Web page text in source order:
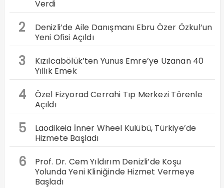
Verdi
2
Denizli’de Aile Danışmanı Ebru Özer Özkul’un
Yeni Ofisi Açıldı
3
Kızılcabölük’ten Yunus Emre’ye Uzanan 40
Yıllık Emek
4
Özel Fizyorad Cerrahi Tıp Merkezi Törenle
Açıldı
5
Laodikeia İnner Wheel Kulübü, Türkiye’de
Hizmete Başladı
6
Prof. Dr. Cem Yıldırım Denizli’de Koşu
Yolunda Yeni Kliniğinde Hizmet Vermeye
Başladı